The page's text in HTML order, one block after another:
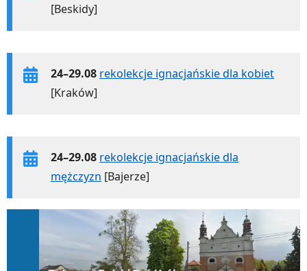
[Beskidy]
24–29.08 rekolekcje ignacjańskie dla kobiet
[Kraków]
24–29.08 rekolekcje ignacjańskie dla
mężczyzn [Bajerze]